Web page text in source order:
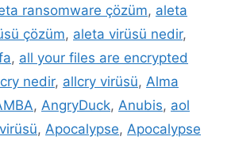
ransomware çözüm, aleta
çözüm, aleta virüsü nedir,
, all your files are encrypted
nedir, allcry virüsü, Alma
, AngryDuck, Anubis, aol
, Apocalypse, Apocalypse